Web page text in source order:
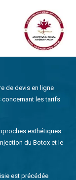
de devis en ligne
les tarifs
esthétiques
du Botox et le
est précédée